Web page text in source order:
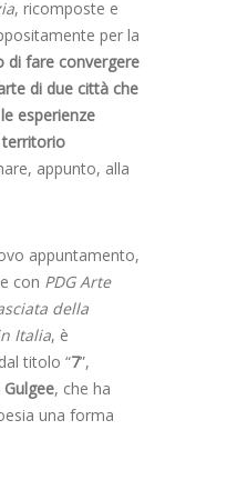
, ricomposte e
per la
di fare convergere
di due città che
esperienze
territorio
appunto, alla
appuntamento,
con PDG Arte
della
Italia, è
titolo “7”,
, che ha
una forma